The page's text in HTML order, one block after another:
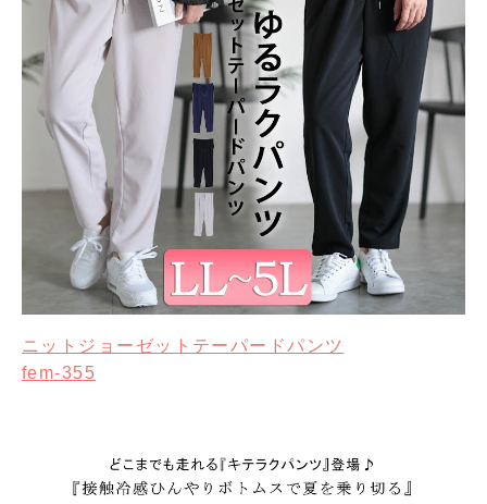
ニットジョーゼットテーパードパンツ
fem-355